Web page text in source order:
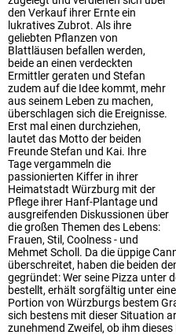
den Verkauf ihrer Ernte ein
lukratives Zubrot. Als ihre
geliebten Pflanzen von
Blattläusen befallen werden,
beide an einen verdeckten
Ermittler geraten und Stefan
zudem auf die Idee kommt, mehr
aus seinem Leben zu machen,
überschlagen sich die Ereignisse.
Erst mal einen durchziehen,
lautet das Motto der beiden
Freunde Stefan und Kai. Ihre
Tage vergammeln die
passionierten Kiffer in ihrer
Heimatstadt Würzburg mit der
Pflege ihrer Hanf-Plantage und
ausgreifenden Diskussionen über
die großen Themen des Lebens:
Frauen, Stil, Coolness - und
Mehmet Scholl. Da die üppige
überschreitet, haben die beiden
gegründet: Wer seine Pizza unter
bestellt, erhält sorgfältig unter
Portion von Würzburgs bestem
sich bestens mit dieser Situation
zunehmend Zweifel, ob ihm